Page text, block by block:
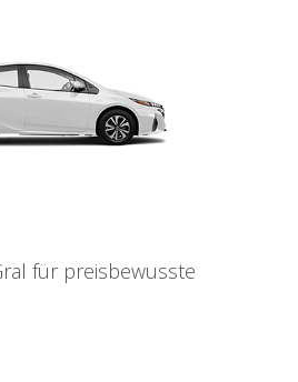
für preisbewusste